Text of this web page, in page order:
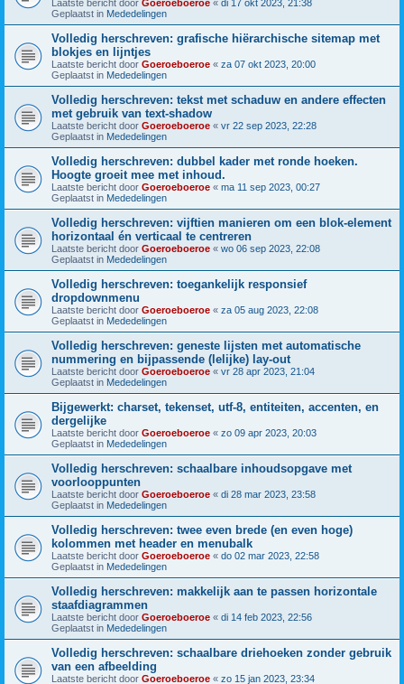
Laatste bericht door Goeroeboeroe « di 17 okt 2023, 21:38
Geplaatst in Mededelingen
Volledig herschreven: grafische hiërarchische sitemap met
blokjes en lijntjes
Laatste bericht door Goeroeboeroe « za 07 okt 2023, 20:00
Geplaatst in Mededelingen
Volledig herschreven: tekst met schaduw en andere effecten
met gebruik van text-shadow
Laatste bericht door Goeroeboeroe « vr 22 sep 2023, 22:28
Geplaatst in Mededelingen
Volledig herschreven: dubbel kader met ronde hoeken.
Hoogte groeit mee met inhoud.
Laatste bericht door Goeroeboeroe « ma 11 sep 2023, 00:27
Geplaatst in Mededelingen
Volledig herschreven: vijftien manieren om een blok-element
horizontaal én verticaal te centreren
Laatste bericht door Goeroeboeroe « wo 06 sep 2023, 22:08
Geplaatst in Mededelingen
Volledig herschreven: toegankelijk responsief
dropdownmenu
Laatste bericht door Goeroeboeroe « za 05 aug 2023, 22:08
Geplaatst in Mededelingen
Volledig herschreven: geneste lijsten met automatische
nummering en bijpassende (lelijke) lay-out
Laatste bericht door Goeroeboeroe « vr 28 apr 2023, 21:04
Geplaatst in Mededelingen
Bijgewerkt: charset, tekenset, utf-8, entiteiten, accenten, en
dergelijke
Laatste bericht door Goeroeboeroe « zo 09 apr 2023, 20:03
Geplaatst in Mededelingen
Volledig herschreven: schaalbare inhoudsopgave met
voorlooppunten
Laatste bericht door Goeroeboeroe « di 28 mar 2023, 23:58
Geplaatst in Mededelingen
Volledig herschreven: twee even brede (en even hoge)
kolommen met header en menubalk
Laatste bericht door Goeroeboeroe « do 02 mar 2023, 22:58
Geplaatst in Mededelingen
Volledig herschreven: makkelijk aan te passen horizontale
staafdiagrammen
Laatste bericht door Goeroeboeroe « di 14 feb 2023, 22:56
Geplaatst in Mededelingen
Volledig herschreven: schaalbare driehoeken zonder gebruik
van een afbeelding
Laatste bericht door Goeroeboeroe « zo 15 jan 2023, 23:34